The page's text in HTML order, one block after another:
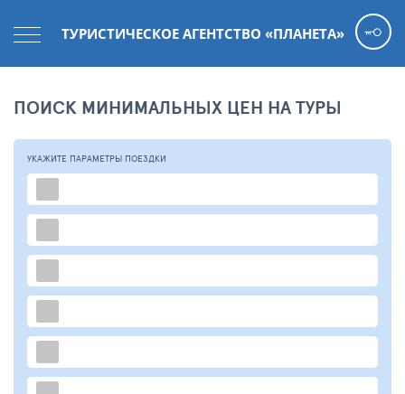
ТУРИСТИЧЕСКОЕ АГЕНТСТВО «ПЛАНЕТА»
ПОИСК МИНИМАЛЬНЫХ ЦЕН НА ТУРЫ
УКАЖИТЕ ПАРАМЕТРЫ ПОЕЗДКИ